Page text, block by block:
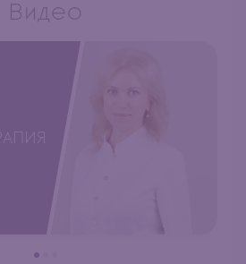
Видео